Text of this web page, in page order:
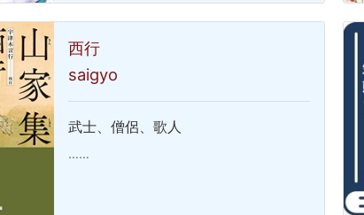
西行
saigyo
武士、僧侶、歌人
……